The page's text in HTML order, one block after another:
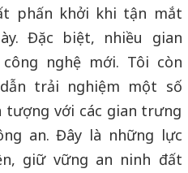
phấn khởi khi tận mắt
Đặc biệt, nhiều gian
nghệ mới. Tôi còn
trải nghiệm một số
tượng với các gian trưng
an. Đây là những lực
giữ vững an ninh đất